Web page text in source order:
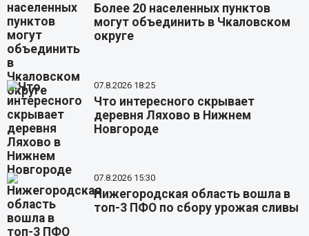
Более 20 населенных пунктов
могут объединить в Чкаловском
округе
07.8.2026 18:25
Что интересного скрывает
деревня Ляхово в Нижнем
Новгороде
07.8.2026 15:30
Нижегородская область вошла в
топ-3 ПФО по сбору урожая сливы